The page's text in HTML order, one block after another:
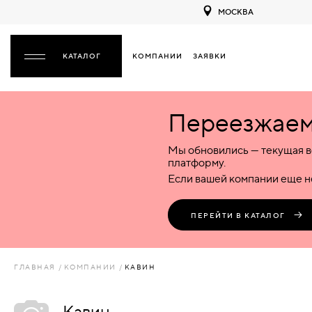
МОСКВА
КОМПАНИИ ЗАЯВКИ
НАЗАД
ПЛАСТИКОВЫЕ
КОМБИНИРОВАННЫЕ
Межкомнатные
Деревянные
Пластиковые
Комбинированные
Входные
Металлические
Пластиковые
Стеклянные
Комбинированные
Специализированные
Металлические
Пластиковые
Стеклянные
Комбинированные
Мы обновились — текущая
платформу.
Если вашей компании еще
ПЕРЕЙТИ В КАТАЛОГ
ГЛАВНАЯ КОМПАНИИ КАВИН